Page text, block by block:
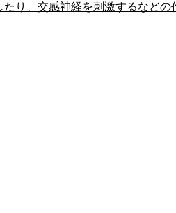
り、交感神経を刺激するなどの